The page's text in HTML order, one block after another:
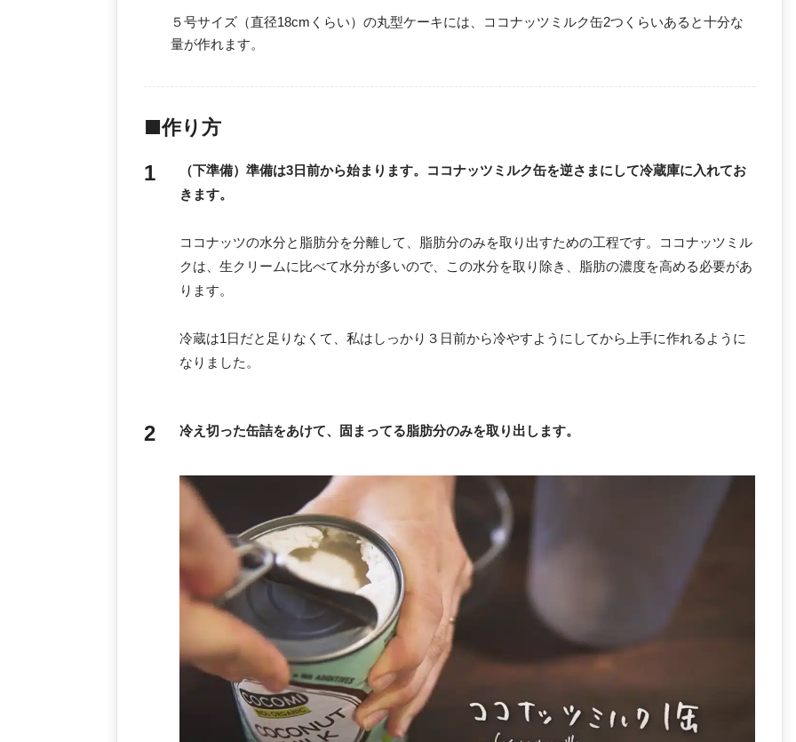
５号サイズ（直径18cmくらい）の丸型ケーキには、ココナッツミルク缶2つくらいあると十分な
量が作れます。
■作り方
（下準備）準備は3日前から始まります。ココナッツミルク缶を逆さまにして冷蔵庫に入れてお
きます。
ココナッツの水分と脂肪分を分離して、脂肪分のみを取り出すための工程です。ココナッツミル
クは、生クリームに比べて水分が多いので、この水分を取り除き、脂肪の濃度を高める必要があ
ります。
冷蔵は1日だと足りなくて、私はしっかり３日前から冷やすようにしてから上手に作れるように
なりました。
冷え切った缶詰をあけて、固まってる脂肪分のみを取り出します。